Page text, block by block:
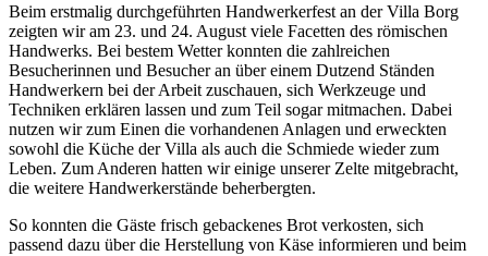
Beim erstmalig durchgeführten Handwerkerfest an der Villa Borg
zeigten wir am 23. und 24. August viele Facetten des römischen
Handwerks. Bei bestem Wetter konnten die zahlreichen
Besucherinnen und Besucher an über einem Dutzend Ständen
Handwerkern bei der Arbeit zuschauen, sich Werkzeuge und
Techniken erklären lassen und zum Teil sogar mitmachen. Dabei
nutzen wir zum Einen die vorhandenen Anlagen und erweckten
sowohl die Küche der Villa als auch die Schmiede wieder zum
Leben. Zum Anderen hatten wir einige unserer Zelte mitgebracht,
die weitere Handwerkerstände beherbergten.
So konnten die Gäste frisch gebackenes Brot verkosten, sich
passend dazu über die Herstellung von Käse informieren und beim